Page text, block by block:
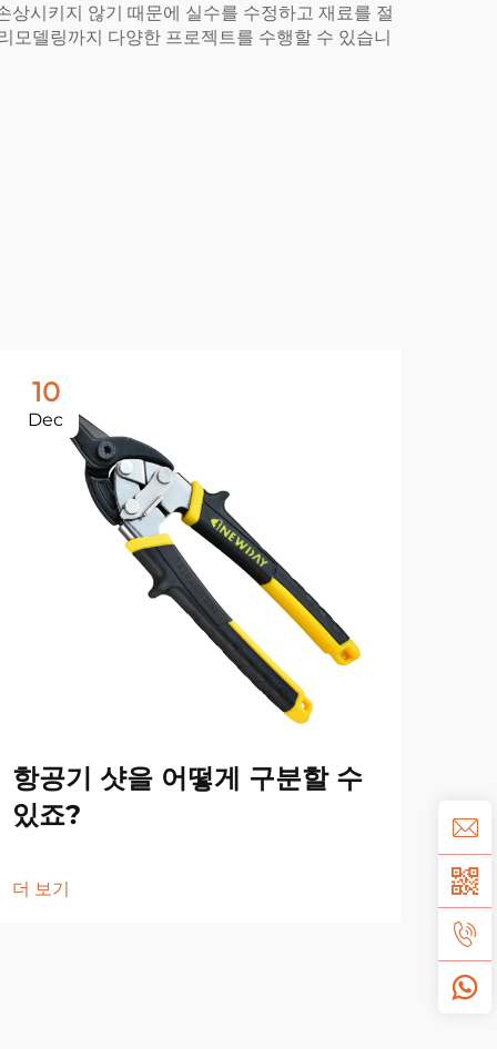
상시키지 않기 때문에 실수를 수정하고 재료를 절
모델링까지 다양한 프로젝트를 수행할 수 있습니
10
Dec
항공기 샷을 어떻게 구분할 수
있죠?
더 보기
윤
더